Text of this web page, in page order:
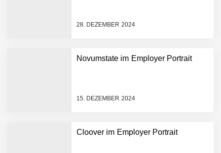
28. DEZEMBER 2024
Novumstate im Employer Portrait
15. DEZEMBER 2024
Cloover im Employer Portrait
bcause Spenden neu
MonsterShack
MonsterShack: Lasst uns
Kinder spielerisch und